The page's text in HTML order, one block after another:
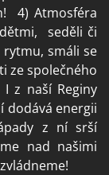
4) Atmosféra
seděli či
smáli se
ze společného
z naší Reginy
dodává energii
z ní srší
nad našimi